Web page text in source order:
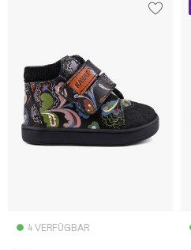
4 VERFÜGBAR